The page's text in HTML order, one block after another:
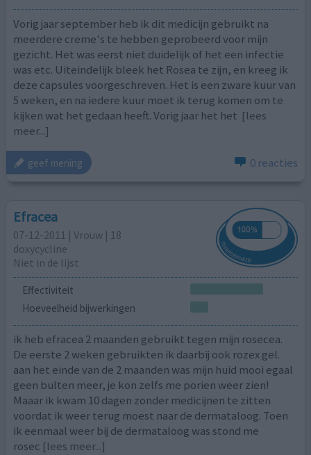
Vorig jaar september heb ik dit medicijn gebruikt na
meerdere creme's te hebben geprobeerd voor mijn
gezicht. Het was eerst niet duidelijk of het een infectie
was etc. Uiteindelijk bleek het Rosea te zijn, en kreeg ik
deze capsules voorgeschreven. Het is een zware kuur van
5 weken, en na iedere kuur moet ik terug komen om te
kijken wat het gedaan heeft. Vorig jaar het het [lees
meer...]
geef mening 0 reacties
Efracea
07-12-2011 | Vrouw | 18
doxycycline
Niet in de lijst
Effectiviteit
Hoeveelheid bijwerkingen
ik heb efracea 2 maanden gebruikt tegen mijn rosecea.
De eerste 2 weken gebruikten ik daarbij ook rozex gel.
aan het einde van de 2 maanden was mijn huid mooi egaal
geen bulten meer, je kon zelfs me porien weer zien!
Maaar ik kwam 10 dagen zonder medicijnen te zitten
voordat ik weer terug moest naar de dermataloog. Toen
ik eenmaal weer bij de dermataloog was stond me
rosec [lees meer...]